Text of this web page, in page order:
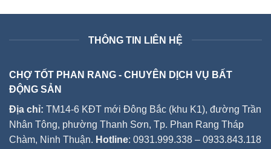
THÔNG TIN LIÊN HỆ
CHỢ TỐT PHAN RANG - CHUYÊN DỊCH VỤ BẤT
ĐỘNG SẢN
Địa chỉ: TM14-6 KĐT mới Đông Bắc (khu K1), đường Trần
Nhân Tông, phường Thanh Sơn, Tp. Phan Rang Tháp
Chàm, Ninh Thuận. Hotline: 0931.999.338 – 0933.843.118